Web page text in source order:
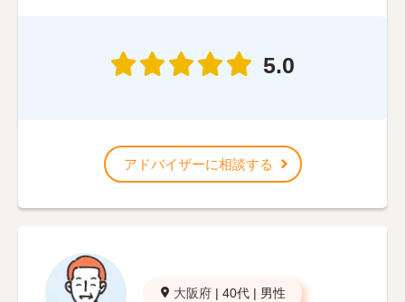
5.0
アドバイザーに相談する
大阪府 | 40代 | 男性